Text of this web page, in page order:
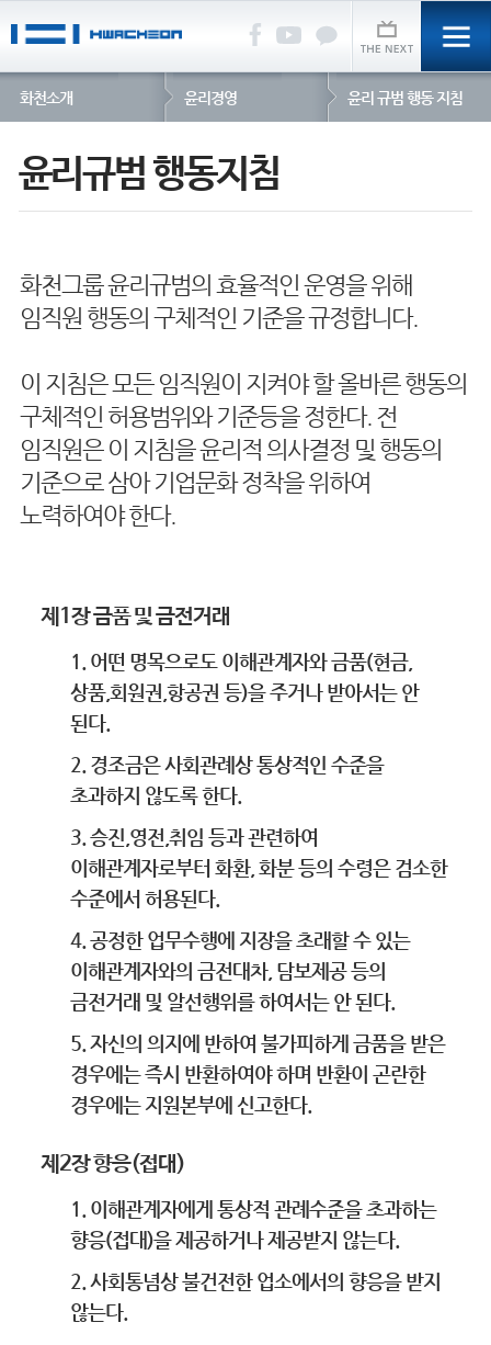
화천소개 윤리경영 윤리 규범 행동 지침
윤리규범 행동지침
화천그룹 윤리규범의 효율적인 운영을 위해
임직원 행동의 구체적인 기준을 규정합니다.
이 지침은 모든 임직원이 지켜야 할 올바른 행동의
구체적인 허용범위와 기준등을 정한다. 전
임직원은 이 지침을 윤리적 의사결정 및 행동의
기준으로 삼아 기업문화 정착을 위하여
노력하여야 한다.
제1장 금품 및 금전거래
1. 어떤 명목으로도 이해관계자와 금품(현금,
상품,회원권,항공권 등)을 주거나 받아서는 안
된다.
2. 경조금은 사회관례상 통상적인 수준을
초과하지 않도록 한다.
3. 승진,영전,취임 등과 관련하여
이해관계자로부터 화환, 화분 등의 수령은 검소한
수준에서 허용된다.
4. 공정한 업무수행에 지장을 초래할 수 있는
이해관계자와의 금전대차, 담보제공 등의
금전거래 및 알선행위를 하여서는 안 된다.
5. 자신의 의지에 반하여 불가피하게 금품을 받은
경우에는 즉시 반환하여야 하며 반환이 곤란한
경우에는 지원본부에 신고한다.
제2장 향응(접대)
1. 이해관계자에게 통상적 관례수준을 초과하는
향응(접대)을 제공하거나 제공받지 않는다.
2. 사회통념상 불건전한 업소에서의 향응을 받지
않는다.